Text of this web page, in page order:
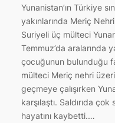
Yunanistan’ın Türkiye
yakınlarında Meriç
Suriyeli üç mülteci
Temmuz’da aralarında
çocuğunun bulunduğu
mülteci Meriç nehri
geçmeye çalışırken
karşılaştı. Saldırıda
hayatını kaybetti.…